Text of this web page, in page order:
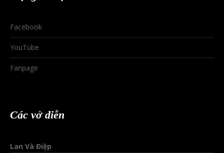
Facebook
YouTube
Fanpage
Các vở diễn
Lan Và Điệp